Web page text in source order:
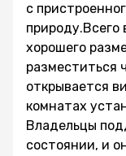
с
природу.Всего
хорошего
разместиться
открывается
комнатах
Владельцы
состоянии, и